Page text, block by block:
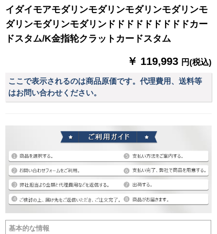
イダイモアモダリンモダリンモダリンモダリンモ
ダリンモダリンモダリンドドドドドドドドドカー
ドスタム/K金指轮クラットカードスタム
￥ 119,993 円(税込)
ここで表示されるのは商品原価です。代理費用、送料等
はお問い合わせください。
基本的な情報